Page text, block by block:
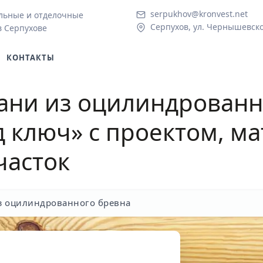
и отделочные
Серпухове
serpukhov@kronvest.net
Серпухов, ул.
КОНТАКТЫ
из оцилиндро
ключ» с проектом,
оцилиндрованного бревна